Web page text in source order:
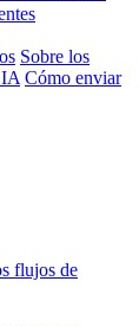
Sobre los
Cómo enviar
flujos de